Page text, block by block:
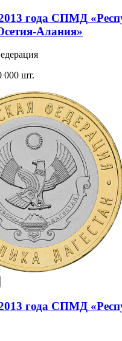
года СПМД
Алания»
000 шт.
года СПМД